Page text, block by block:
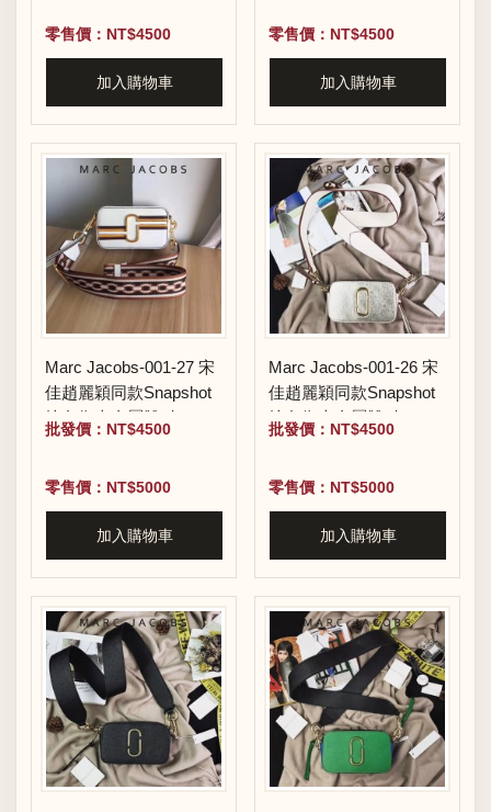
零售價：NT$4500
加入購物車
零售價：NT$4500
加入購物車
Marc Jacobs-001-27 宋
佳趙麗穎同款Snapshot
撞色復古金屬雙J扣D扣
全新電鍍Logo相機包
批發價：NT$4500
零售價：NT$5000
加入購物車
Marc Jacobs-001-26 宋
佳趙麗穎同款Snapshot
撞色復古金屬雙J扣D扣
全新電鍍Logo相機包
批發價：NT$4500
零售價：NT$5000
加入購物車